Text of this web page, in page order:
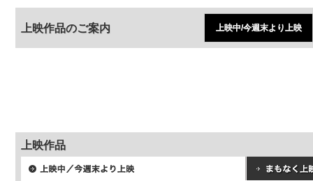
上映作品のご案内 上映中/今週末より上映
上映作品